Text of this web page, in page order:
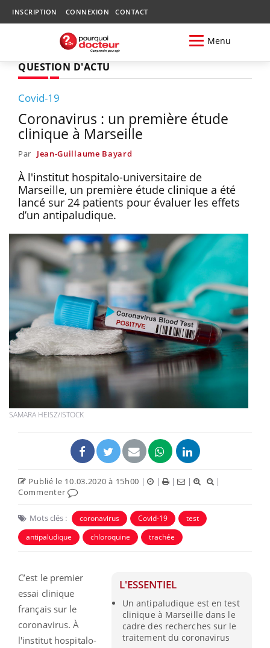
INSCRIPTION CONNEXION CONTACT
Menu
QUESTION D'ACTU
Covid-19
Coronavirus : un première étude
clinique à Marseille
Par Jean-Guillaume Bayard
À l'institut hospitalo-universitaire de
Marseille, un première étude clinique a été
lancé sur 24 patients pour évaluer les effets
d’un antipaludique.
SAMARA HEISZ/ISTOCK
Publié le 10.03.2020 à 15h00 | | | |
|
Commenter
Mots clés : coronavirus Covid-19
test
antipaludique
chloroquine trachée
L'ESSENTIEL
Un antipaludique est en test
clinique à Marseille dans le
cadre des recherches sur le
traitement du coronavirus
C’est le premier
essai clinique
français sur le
coronavirus. À
l'institut hospitalo-